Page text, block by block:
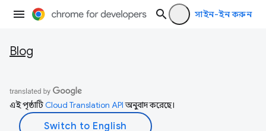
সাইন-ইন করুন
Blog
এই পৃষ্ঠাটিCloud Translation APIঅনুবাদ করেছে।